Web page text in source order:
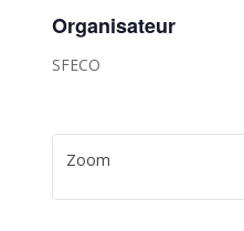
Organisateur
SFECO
Zoom